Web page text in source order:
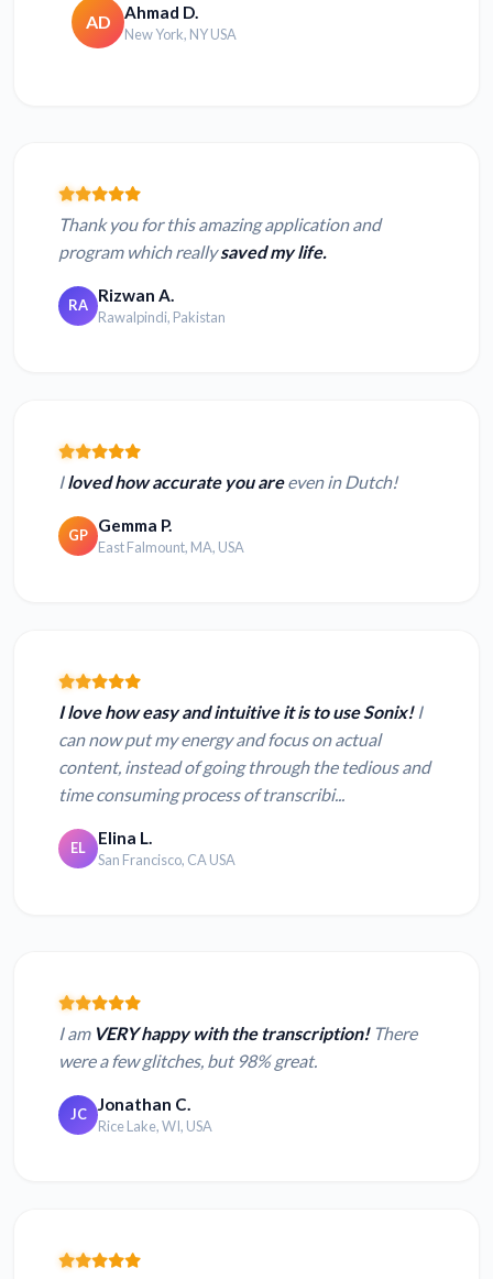
AD Ahmad D.
New York, NY USA
Thank you for this amazing application and
program which reallysaved my life.
RA Rizwan A.
Rawalpindi, Pakistan
Iloved how accurate you areeven in Dutch!
GP Gemma P.
East Falmount, MA, USA
I love how easy and intuitive it is to use Sonix!I
can now put my energy and focus on actual
content, instead of going through the tedious and
time consuming process of transcribi...
EL Elina L.
San Francisco, CA USA
I am VERY happy with the transcription!There
were a few glitches, but 98% great.
JC Jonathan C.
Rice Lake, WI, USA